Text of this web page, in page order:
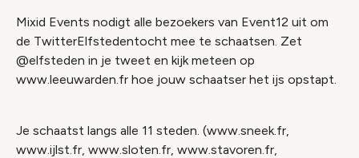
Mixid Events nodigt alle bezoekers van Event12 uit om
de TwitterElfstedentocht mee te schaatsen. Zet
@elfsteden in je tweet en kijk meteen op
www.leeuwarden.fr hoe jouw schaatser het ijs opstapt.
Je schaatst langs alle 11 steden. (www.sneek.fr,
www.ijlst.fr, www.sloten.fr, www.stavoren.fr,